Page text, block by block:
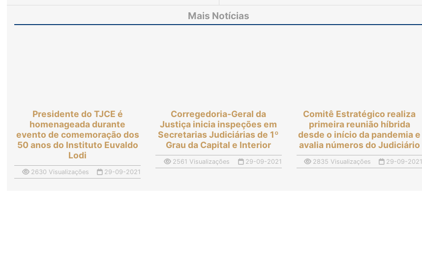
Mais Notícias
Presidente do TJCE é
homenageada durante
evento de comemoração dos
50 anos do Instituto Euvaldo
Lodi
2630 Visualizações 29-09-2021
Corregedoria-Geral da
Justiça inicia inspeções em
Secretarias Judiciárias de 1º
Grau da Capital e Interior
2561 Visualizações 29-09-2021
Comitê Estratégico realiza
primeira reunião híbrida
desde o início da pandemia e
avalia números do Judiciário
2835 Visualizações 29-09-2021